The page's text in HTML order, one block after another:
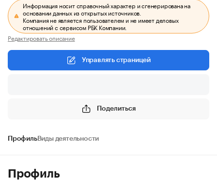
Информация носит справочный характер и сгенерирована на
основании данных из открытых источников.
Компания не является пользователем и не имеет деловых
отношений с сервисом РБК Компании.
Редактировать описание
Управлять страницей
Поделиться
ПрофильВиды деятельности
Профиль